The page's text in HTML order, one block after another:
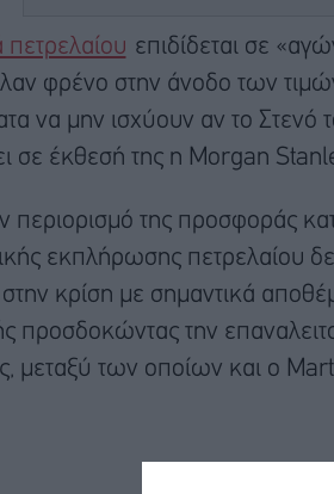
πετρελαίου επιδίδεται σε
φρένο στην άνοδο των
να μην ισχύουν αν το Στενό
σε έκθεσή της η Morgan
περιορισμό της προσφοράς
εκπλήρωσης πετρελαίου
κρίση με σημαντικά
προσδοκώντας την
μεταξύ των οποίων και ο